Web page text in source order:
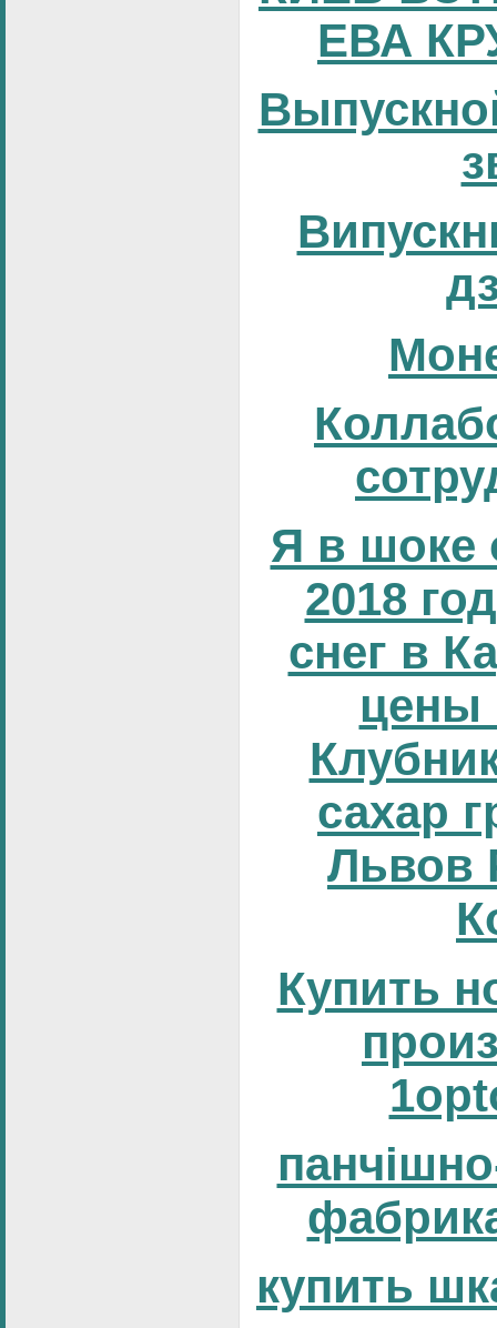
ЕВА
Я в шоке
2018
снег в
цены
сахар
Львов
Купить
купить